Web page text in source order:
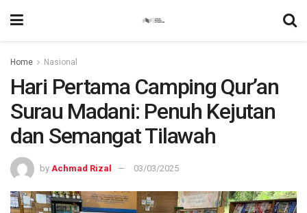
Home Nasional
Hari Pertama Camping Qur’an
Surau Madani: Penuh Kejutan
dan Semangat Tilawah
by Achmad Rizal 03/03/2025